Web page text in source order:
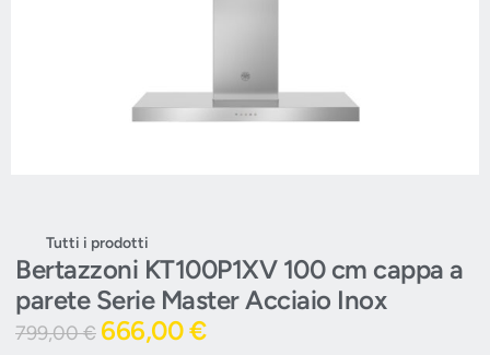
Tutti i prodotti
Bertazzoni KT100P1XV 100 cm cappa a
parete Serie Master Acciaio Inox
799,00€ 666,00€